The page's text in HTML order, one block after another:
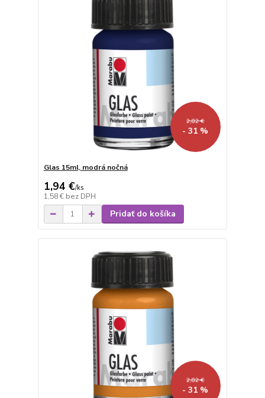
2,82 €
- 31 %
Glas 15ml, modrá nočná
1,94 €/ks
1,58 € bez DPH
Pridať do košíka
2,82 €
- 31 %